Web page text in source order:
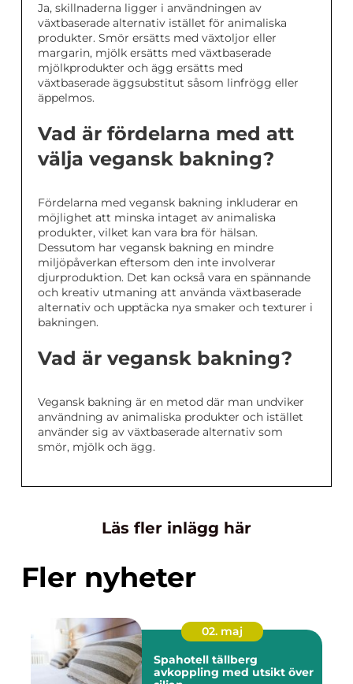
Ja, skillnaderna ligger i användningen av
växtbaserade alternativ istället för animaliska
produkter. Smör ersätts med växtoljor eller
margarin, mjölk ersätts med växtbaserade
mjölkprodukter och ägg ersätts med
växtbaserade äggsubstitut såsom linfrögg eller
äppelmos.
Vad är fördelarna med att
välja vegansk bakning?
Fördelarna med vegansk bakning inkluderar en
möjlighet att minska intaget av animaliska
produkter, vilket kan vara bra för hälsan.
Dessutom har vegansk bakning en mindre
miljöpåverkan eftersom den inte involverar
djurproduktion. Det kan också vara en spännande
och kreativ utmaning att använda växtbaserade
alternativ och upptäcka nya smaker och texturer i
bakningen.
Vad är vegansk bakning?
Vegansk bakning är en metod där man undviker
användning av animaliska produkter och istället
använder sig av växtbaserade alternativ som
smör, mjölk och ägg.
Läs fler inlägg här
Fler nyheter
02. maj
Spahotell tällberg
avkoppling med utsikt över